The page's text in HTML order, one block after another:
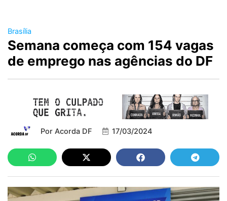
Brasília
Semana começa com 154 vagas
de emprego nas agências do DF
Por Acorda DF 17/03/2024